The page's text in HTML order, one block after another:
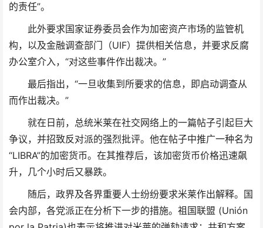
的责任”。
此外要求国家证券委员会作为加密资产市场的监管机
构，以及金融调查部门（UIF）提供相关信息，并要求反腐
办公室介入，“对这些事件作出裁决。”
最后指出，“一旦收集到所要求的信息，即启动调查从
而作出裁决。”
就在日前，总统米莱在社交网络上的一篇帖子引起巨大
争议，并招致反对派的强烈批评。他在帖子中推广一种名为
“LIBRA”的加密货币。在其推荐后，该加密货币价格迅速飙
升，几个小时后又暴跌。
随后，政界及各界重要人士纷纷要求米莱作出解释。国
会内部，各党派正在分析下一步的措施。祖国联盟 (Unión